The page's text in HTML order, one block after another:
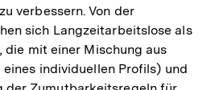
verbessern. Von der
sich Langzeitarbeitslose als
mit einer Mischung aus
individuellen Profils) und